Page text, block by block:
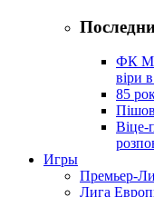
ФК
віри
85
Віце-
Игры
Премьер-
Лига